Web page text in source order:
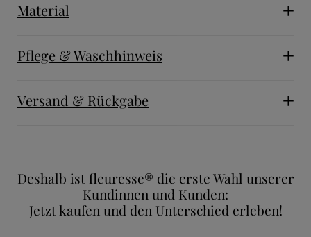
Material
Pflege & Waschhinweis
Versand & Rückgabe
Deshalb ist fleuresse® die erste Wahl unserer
Kundinnen und Kunden:
Jetzt kaufen und den Unterschied erleben!